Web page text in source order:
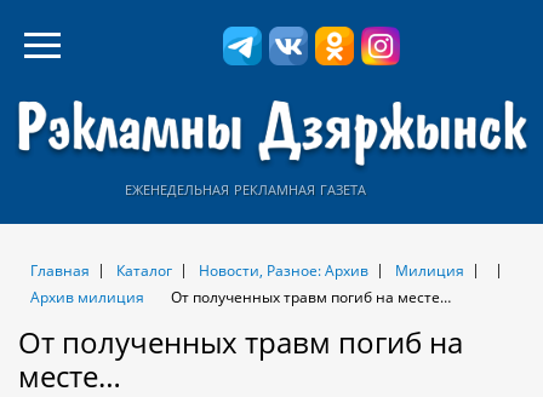
еженедельная рекламная газета
Главная Каталог Новости, Разное: Архив
Милиция
Архив милиция
От полученных травм погиб на месте…
От полученных травм погиб на
месте…